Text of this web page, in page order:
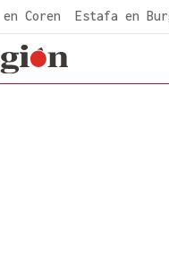
Coren Estafa en